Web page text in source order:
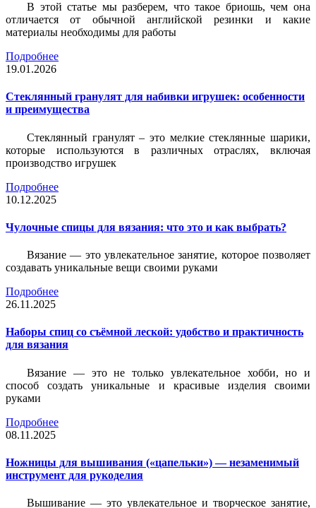
В этой статье мы разберем, что такое бриошь, чем она
отличается от обычной английской резинки и какие
материалы необходимы для работы
Подробнее
19.01.2026
Стеклянный гранулят для набивки игрушек: особенности
и преимущества
Стеклянный гранулят – это мелкие стеклянные шарики,
которые используются в различных отраслях, включая
производство игрушек
Подробнее
10.12.2025
Чулочные спицы для вязания: что это и как выбрать?
Вязание — это увлекательное занятие, которое позволяет
создавать уникальные вещи своими руками
Подробнее
26.11.2025
Наборы спиц со съёмной леской: удобство и практичность
для вязания
Вязание — это не только увлекательное хобби, но и
способ создать уникальные и красивые изделия своими
руками
Подробнее
08.11.2025
Ножницы для вышивания («цапельки») — незаменимый
инструмент для рукоделия
Вышивание — это увлекательное и творческое занятие,